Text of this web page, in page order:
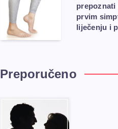
prvim
liječenju i
Preporučeno